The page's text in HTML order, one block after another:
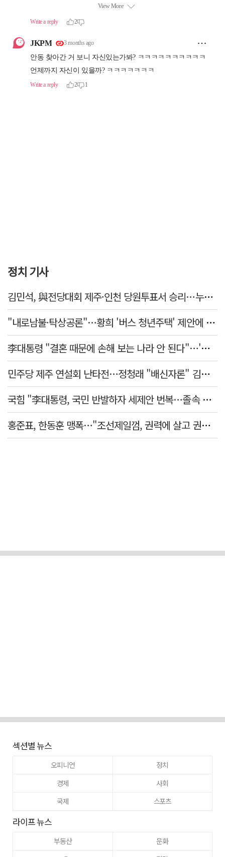
정치 기사
김민석, 與전당대회 제주·인천 당원투표서 승리…누적 득표는 '초박빙'
"내로남불·탁상공론"…황희 '버스 청년주택' 제안에 與 내부서도 쓴소리
李대통령 "결혼 때문에 손해 보는 나라 안 된다"…'결혼 페널티' 22개 손본다
민주당 제주 연설회 난타전…정청래 "배신자론" 김민석 "관리 무능"
국힘 "李대통령, 국민 반발하자 세제안 번복…졸속 국정 즉각 중단"
홍준표, 한동훈 맹폭…"조선제일껌, 권력에 살고 권력에 죽었다"
섹션별 뉴스
오피니언
정치
경제
사회
국제
스포츠
라이프 뉴스
부동산
문화